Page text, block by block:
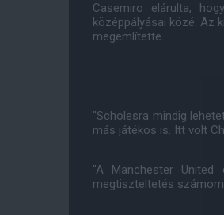
Casemiro elárulta,
középpályásai közé. Az
megemlítette.
"Scholesra mindig
más játékos is. Itt volt
"A Manchester
megtiszteltetés